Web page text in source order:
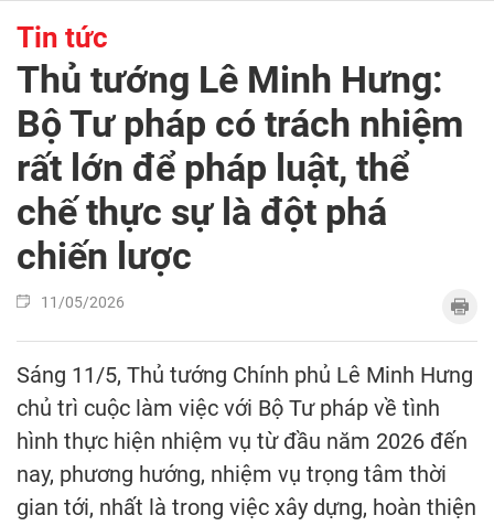
Tin tức
Thủ tướng Lê Minh Hưng:
Bộ Tư pháp có trách nhiệm
rất lớn để pháp luật, thể
chế thực sự là đột phá
chiến lược
11/05/2026
Sáng 11/5, Thủ tướng Chính phủ Lê Minh Hưng
chủ trì cuộc làm việc với Bộ Tư pháp về tình
hình thực hiện nhiệm vụ từ đầu năm 2026 đến
nay, phương hướng, nhiệm vụ trọng tâm thời
gian tới, nhất là trong việc xây dựng, hoàn thiện